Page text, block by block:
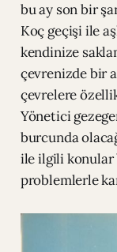
bu ay son bir
Koç geçişi ile
kendinize
çevrenizde bir
çevrelere
Yönetici
burcunda
ile ilgili konular
problemlerle